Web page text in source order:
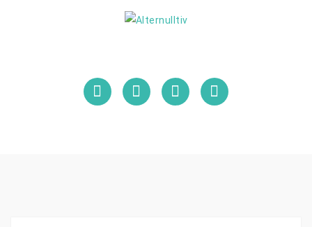
Facebook InstagramPinterest YouTube